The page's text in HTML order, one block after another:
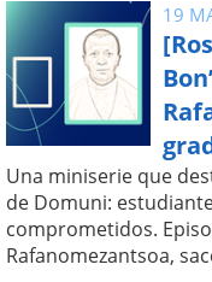
19
Una miniserie que
de Domuni:
comprometidos.
Rafanomezantsoa,